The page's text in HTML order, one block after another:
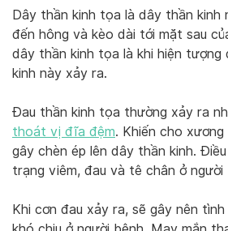
Dây thần kinh tọa là dây thần kinh
đến hông và kèo dài tới mặt sau
dây thần kinh tọa là khi hiện tượng
kinh này xảy ra.
Đau thần kinh tọa thường xảy ra
thoát vị đĩa đệm. Khiến cho
gây chèn ép lên dây thần kinh.
trạng viêm, đau và tê chân ở người
Khi cơn đau xảy ra, sẽ gây nên